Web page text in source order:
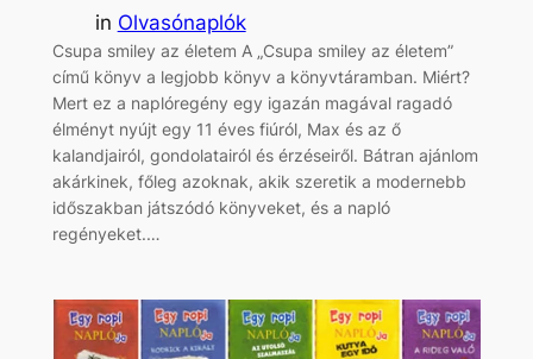
in Olvasónaplók
Csupa smiley az életem A „Csupa smiley az életem”
című könyv a legjobb könyv a könyvtáramban. Miért?
Mert ez a naplóregény egy igazán magával ragadó
élményt nyújt egy 11 éves fiúról, Max és az ő
kalandjairól, gondolatairól és érzéseiről. Bátran ajánlom
akárkinek, főleg azoknak, akik szeretik a modernebb
időszakban játszódó könyveket, és a napló
regényeket.…